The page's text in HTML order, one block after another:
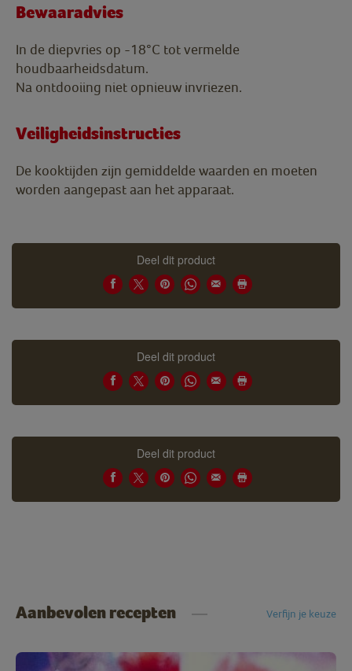
Bewaaradvies
In de diepvries op -18°C tot vermelde
houdbaarheidsdatum.
Na ontdooiing niet opnieuw invriezen.
Veiligheidsinstructies
De kooktijden zijn gemiddelde waarden en moeten
worden aangepast aan het apparaat.
Deel dit product
Deel dit product
Deel dit product
Aanbevolen recepten Verfijn je keuze